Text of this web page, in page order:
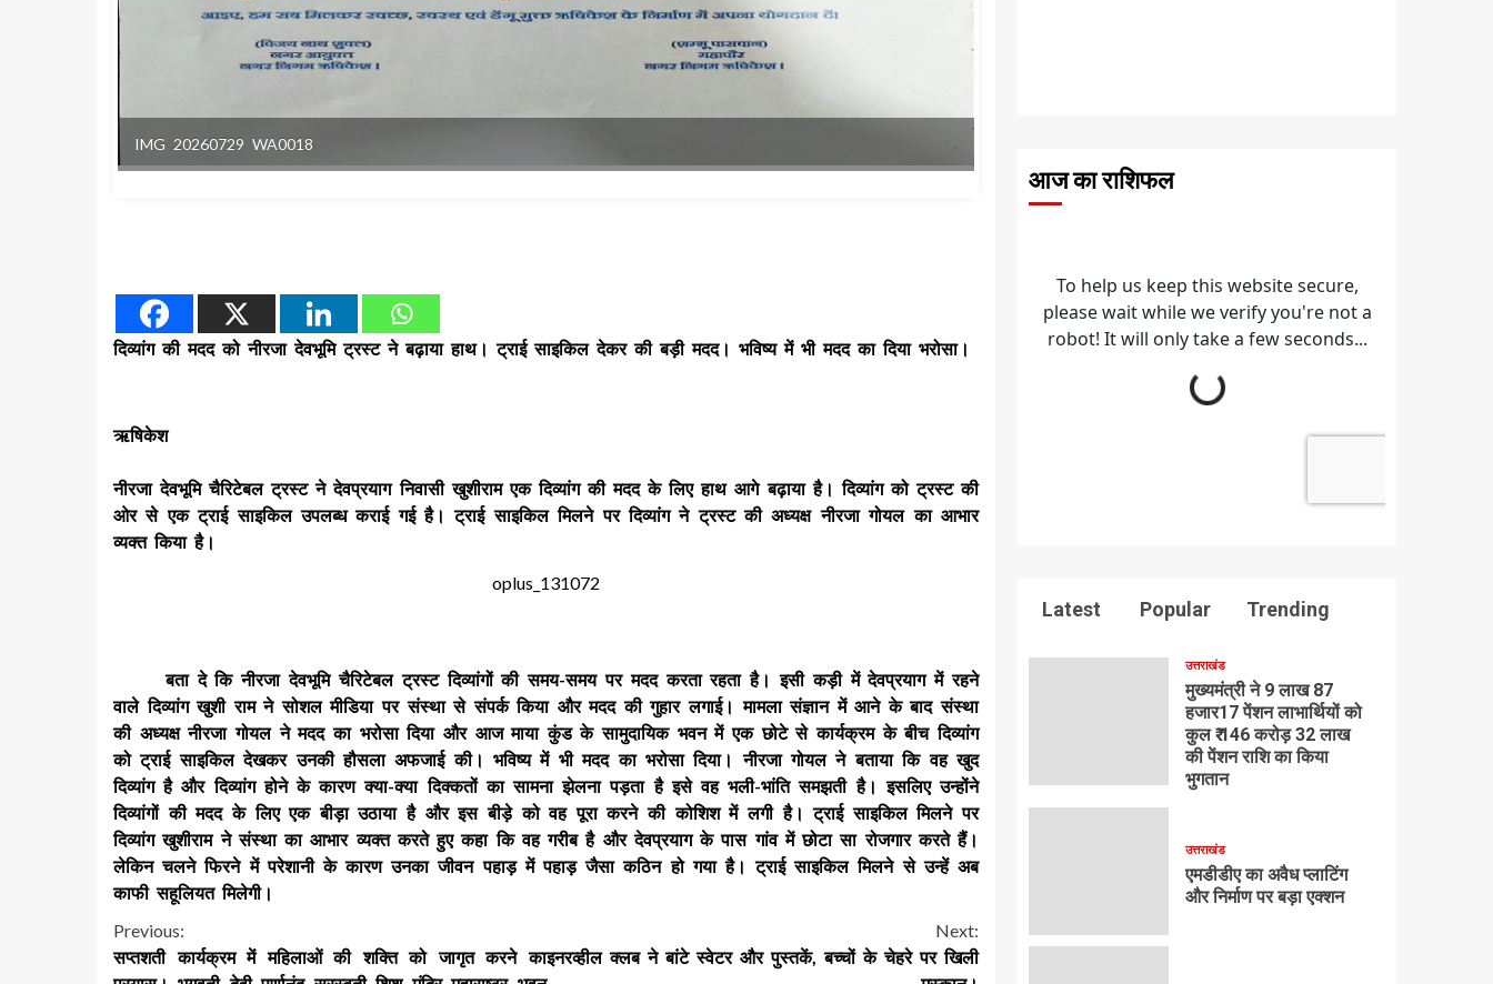
IMG 20260729 WA0018
दिव्यांग की मदद को नीरजा देवभूमि ट्रस्ट ने बढ़ाया हाथ। ट्राई साइकिल देकर की बड़ी मदद। भविष्य में भी मदद का दिया भरोसा।
ऋषिकेश
नीरजा देवभूमि चैरिटेबल ट्रस्ट ने देवप्रयाग निवासी खुशीराम एक दिव्यांग की मदद के लिए हाथ आगे बढ़ाया है। दिव्यांग को ट्रस्ट की
ओर से एक ट्राई साइकिल उपलब्ध कराई गई है। ट्राई साइकिल मिलने पर दिव्यांग ने ट्रस्ट की अध्यक्ष नीरजा गोयल का आभार
व्यक्त किया है।
oplus_131072
बता दे कि नीरजा देवभूमि चैरिटेबल ट्रस्ट दिव्यांगों की समय-समय पर मदद करता रहता है। इसी कड़ी में देवप्रयाग में रहने
वाले दिव्यांग खुशी राम ने सोशल मीडिया पर संस्था से संपर्क किया और मदद की गुहार लगाई। मामला संज्ञान में आने के बाद संस्था
की अध्यक्ष नीरजा गोयल ने मदद का भरोसा दिया और आज माया कुंड के सामुदायिक भवन में एक छोटे से कार्यक्रम के बीच दिव्यांग
को ट्राई साइकिल देखकर उनकी हौसला अफजाई की। भविष्य में भी मदद का भरोसा दिया। नीरजा गोयल ने बताया कि वह खुद
दिव्यांग है और दिव्यांग होने के कारण क्या-क्या दिक्कतों का सामना झेलना पड़ता है इसे वह भली-भांति समझती है। इसलिए उन्होंने
दिव्यांगों की मदद के लिए एक बीड़ा उठाया है और इस बीड़े को वह पूरा करने की कोशिश में लगी है। ट्राई साइकिल मिलने पर
दिव्यांग खुशीराम ने संस्था का आभार व्यक्त करते हुए कहा कि वह गरीब है और देवप्रयाग के पास गांव में छोटा सा रोजगार करते हैं।
लेकिन चलने फिरने में परेशानी के कारण उनका जीवन पहाड़ में पहाड़ जैसा कठिन हो गया है। ट्राई साइकिल मिलने से उन्हें अब
काफी सहूलियत मिलेगी।
Continue
Previous:
सप्तशती कार्यक्रम में महिलाओं की शक्ति को जागृत करने का
Next:
इनरव्हील क्लब ने बांटे स्वेटर और पुस्तकें, बच्चों के चेहरे पर खिली
आज का राशिफल
Latest Popular Trending
उत्तराखंड
मुख्यमंत्री ने 9 लाख 87
हजार17 पेंशन लाभार्थियों को
कुल ₹ 146 करोड़ 32 लाख
की पेंशन राशि का किया
भुगतान
उत्तराखंड
एमडीडीए का अवैध प्लाटिंग
और निर्माण पर बड़ा एक्शन